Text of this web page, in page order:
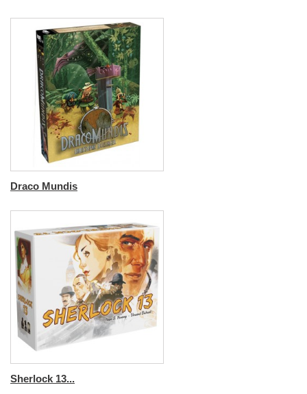
Draco Mundis
Sherlock 13...